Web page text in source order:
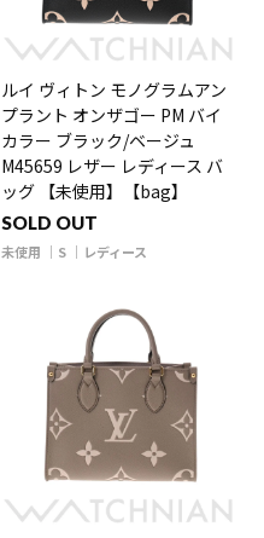
ルイ ヴィトン モノグラムアン
プラント オンザゴー PM バイ
カラー ブラック/ベージュ
M45659 レザー レディース バ
ッグ 【未使用】【bag】
SOLD OUT
未使用 S レディース